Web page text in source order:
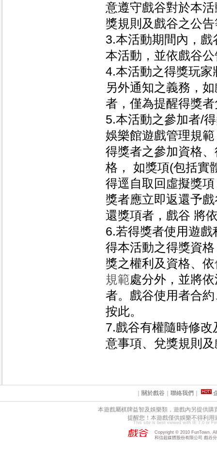
意遵守戲谷對於本
獎規則及戲谷之公
3.本活動期間內，
本活動，並依戲谷
4.本活動之得獎玩
另外通知之義務，
者，僅為提醒得獎
5.本活動之參加者/
娛樂館遊戲管理規
得獎者之參加資格
格， 如獎項(包括實
得逕自取回虛擬獎
獎者應立即返還予
還獎項者，戲谷 將
6.若得獎者使用遊
得本活動之得獎資
獎之權利及資格、依
規範處分外，並將
者。戲谷使用者合
按此。
7.戲谷有權隨時修
意事項、兌獎規則
關於戲谷 聯絡我們
本遊戲屬棋牌益智及娛樂類，遊戲內另提供
提醒您！本遊戲僅供娛樂不得利
This site is best viewed with IE 7.0 or
Copyright © 2010 FunTown.
和信超媒體股份有限公司 戲谷